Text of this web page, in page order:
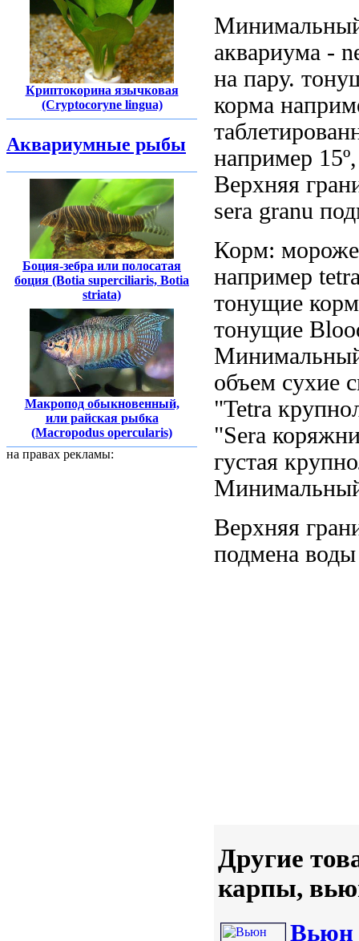
Криптокорина язычковая
(Cryptocoryne lingua)
Аквариумные рыбы
Боция-зебра или полосатая
боция (Botia superciliaris, Botia
striata)
Макропод обыкновенный,
или райская рыбка
(Macropodus opercularis)
на правах рекламы:
аквариума -
на пару.
корма
например
Верхняя
sera granu
Корм:
например
тонущие
тонущие
объем сухие
"Tetra
"Sera
густая
Верхняя
подмена
Другие
карпы,
Вьюн